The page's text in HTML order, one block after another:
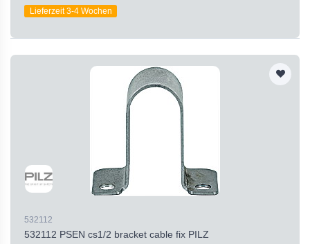
Lieferzeit 3-4 Wochen
532112
532112 PSEN cs1/2 bracket cable fix PILZ